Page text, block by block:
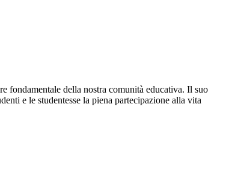
fondamentale della nostra comunità educativa. Il suo
e le studentesse la piena partecipazione alla vita